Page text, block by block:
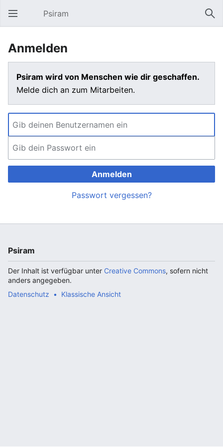
Hauptmenü öffnen Psiram
Anmelden
Psiram wird von Menschen wie dir geschaffen.
Melde dich an zum Mitarbeiten.
Anmelden
Passwort vergessen?
Psiram
Der Inhalt ist verfügbar unter Creative Commons, sofern nicht
anders angegeben.
Datenschutz
Klassische Ansicht